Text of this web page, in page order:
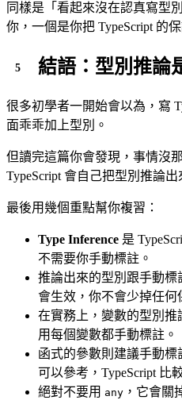
同樣是「看起來沒在認真寫型
你，一個是你把 TypeScript 的
結語：型別推論
很多初學者一開始會以為，寫
面乖乖加上型別。
但讀完這篇你會發現，事情沒
TypeScript 會自己把型別推論出
最後用幾個重點幫你複習：
Type Inference 是
不需要你手動標註。
推論出來的型別跟手動
會生效，你不會少掉任何
在實務上，變數的型別
用每個變數都手動標註。
函式的參數則建議手動
可以參考，TypeScript 比
絕對不要用 any ，它會關